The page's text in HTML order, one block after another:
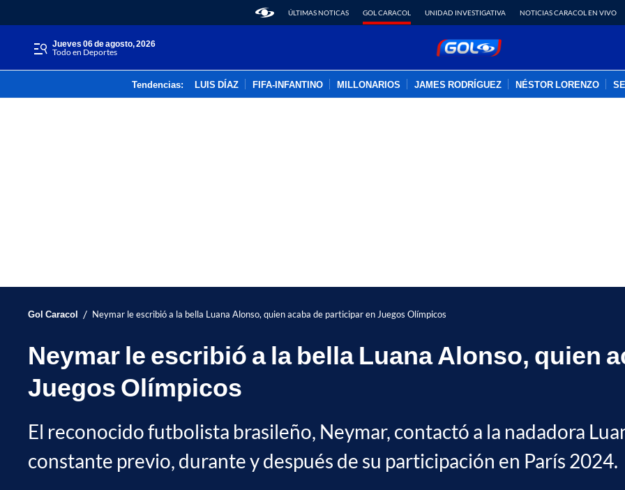
ÚLTIMAS NOTICAS GOL CARACOL UNIDAD INVESTIGATIVA NOTICIAS CARACOL EN VIVO
jueves 06 de agosto, 2026
Todo en Deportes
Tendencias: LUIS DÍAZ FIFA-INFANTINO MILLONARIOS JAMES RODRÍGUEZ NÉSTOR LORENZO
Gol Caracol / Neymar le escribió a la bella Luana Alonso, quien acaba de participar en Juegos Olímpicos
Neymar le escribió a la bella Luana Alonso, quien
Juegos Olímpicos
El reconocido futbolista brasileño, Neymar, contactó a la nadadora
constante previo, durante y después de su participación en París 2024.